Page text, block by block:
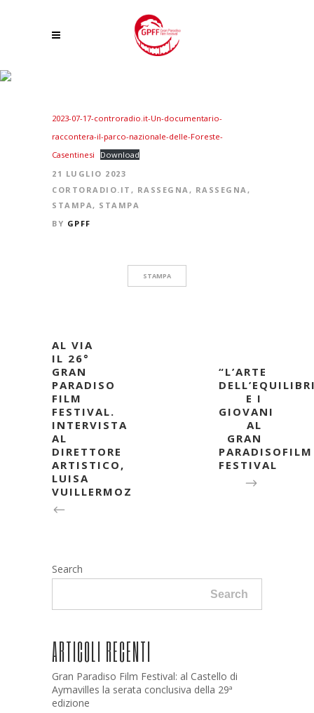
2023-07-17-controradio.it-Un-documentario-
raccontera-il-parco-nazionale-delle-Foreste-
Casentinesi
Download
21 LUGLIO 2023
CORTORADIO.IT , RASSEGNA, RASSEGNA,
STAMPA, STAMPA
BY GPFF
STAMPA
AL VIA
IL 26°
GRAN
PARADISO
FILM
FESTIVAL.
INTERVISTA
AL
DIRETTORE
ARTISTICO,
LUISA
VUILLERMOZ
“L’ARTE
E I
GIOVANI
AL
GRAN
PARADISOFILM
FESTIVAL
Search
Search
ARTICOLI RECENTI
Gran Paradiso Film Festival: al Castello di
Aymavilles la serata conclusiva della 29ª
edizione